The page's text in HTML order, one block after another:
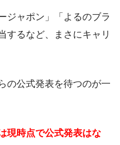
ジャポン」「よるのブラ
するなど、まさにキャリ
の公式発表を待つのが一
現時点で公式発表はな